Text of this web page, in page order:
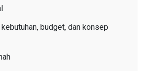
budget, dan konsep